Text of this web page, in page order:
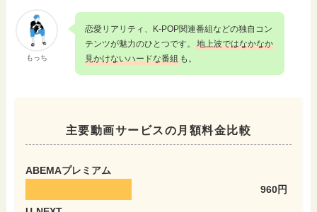
もっち
恋愛リアリティ、K-POP関連番組などの独自コン
テンツが魅力のひとつです。
地上波ではなかなか
見かけないハードな番組も。
主要動画サービスの月額料金比較
ABEMAプレミアム
960円